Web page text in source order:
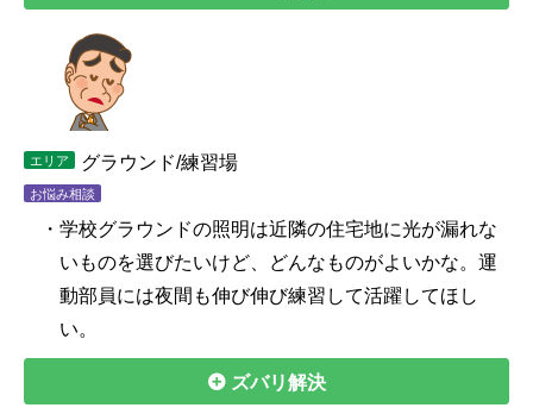
エリア グラウンド/練習場
お悩み相談
・学校グラウンドの照明は近隣の住宅地に光が漏れな
いものを選びたいけど、どんなものがよいかな。運
動部員には夜間も伸び伸び練習して活躍してほし
い。
ズバリ解決